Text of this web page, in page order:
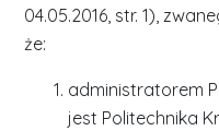
04.05.2016, str. 1),
że:
administratorem
jest Politechnika